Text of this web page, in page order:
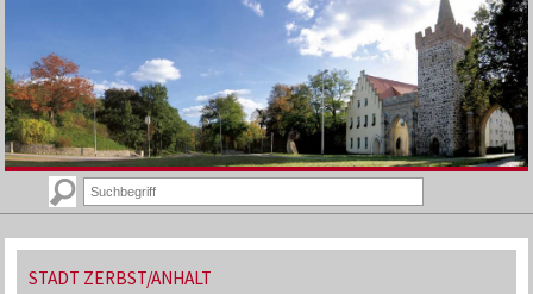
STADT ZERBST/ANHALT